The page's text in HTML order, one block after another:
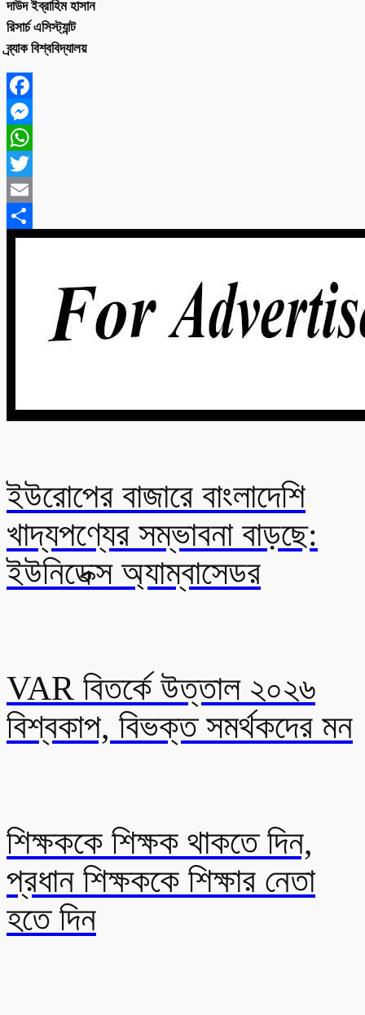
দাউদ ইব্রাহিম হাসান
রিসার্চ এসিস্ট্যান্ট
ব্র্যাক বিশ্ববিদ্যালয়
Facebook
Messenger
WhatsApp
Twitter
Email
Share
ইউরোপের বাজারে বাংলাদেশি
খাদ্যপণ্যের সম্ভাবনা বাড়ছে:
ইউনিডেক্স অ্যাম্বাসেডর
VAR বিতর্কে উত্তাল ২০২৬
বিশ্বকাপ, বিভক্ত সমর্থকদের মন
শিক্ষককে শিক্ষক থাকতে দিন,
প্রধান শিক্ষককে শিক্ষার নেতা
হতে দিন